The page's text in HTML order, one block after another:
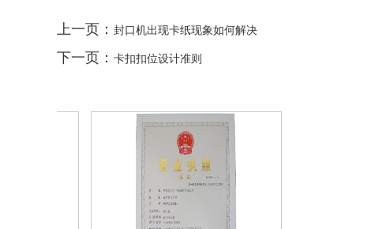
上一页： 封口机出现卡纸现象如何解决
下一页： 卡扣扣位设计准则